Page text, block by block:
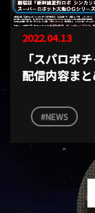
2022.04.13
「スパロボ
配信内容ま
NEWS